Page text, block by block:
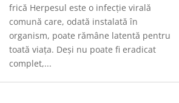
frică Herpesul este o infecție virală
comună care, odată instalată în
organism, poate rămâne latentă pentru
toată viața. Deși nu poate fi eradicat
complet,...